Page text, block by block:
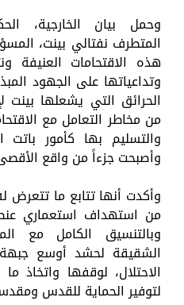
وحمل بيان الخارجية،
المتطرف نفتالي بينت،
هذه الاقتحامات العنيفة
وتداعياتها على الجهود
الحرائق التي يشعلها
من مخاطر التعامل مع
والتسليم بها كأمور باتت
وأصبحت جزءاً من واقع
وأكدت أنها تتابع ما
من استهداف استعماري
وبالتنسيق الكامل مع
الشقيقة لحشد أوسع
الاحتلال، لوقفها واتخاذ
لتوفير الحماية للقدس